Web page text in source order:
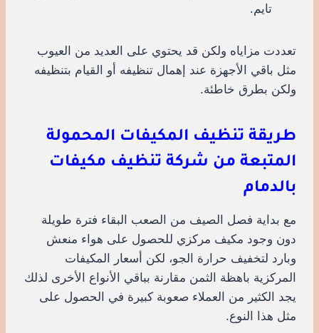
تايم.
تعددت مزاياه ولكن قد يحتوي على العديد من العيوب
مثل باقي الأجهزة عند إهمال تنظيفه أو القيام بتنظيفه
ولكن بطرق خاطئة.
طريقة تنظيف المكيفات المحمولة
المتبعة من شركة تنظيف مكيفات
بالدمام
مع بداية فصل الصيف من الصعب البقاء فترة طويلة
دون وجود مكيف مركزي للحصول على هواء منعش
وبارد لتخفيف حرارة الجو، لكن أسعار المكيفات
المركزية باهظة الثمن مقارنة بباقي الأنواع الأخرى لذلك
يجد الكثير من العملاء صعوبة كبيرة في الحصول على
مثل هذا النوع.